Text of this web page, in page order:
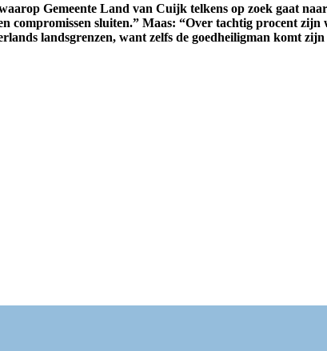
Gemeente Land van Cuijk telkens op zoek gaat
compromissen sluiten.” Maas: “Over tachtig procent
landsgrenzen, want zelfs de goedheiligman komt